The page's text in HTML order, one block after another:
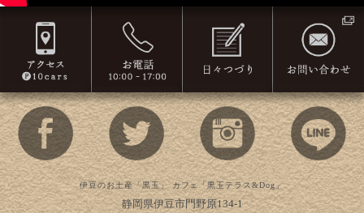
伊豆のお土産「黒玉」 カフェ「黒玉テラス&Dog」
静岡県伊豆市門野原134-1